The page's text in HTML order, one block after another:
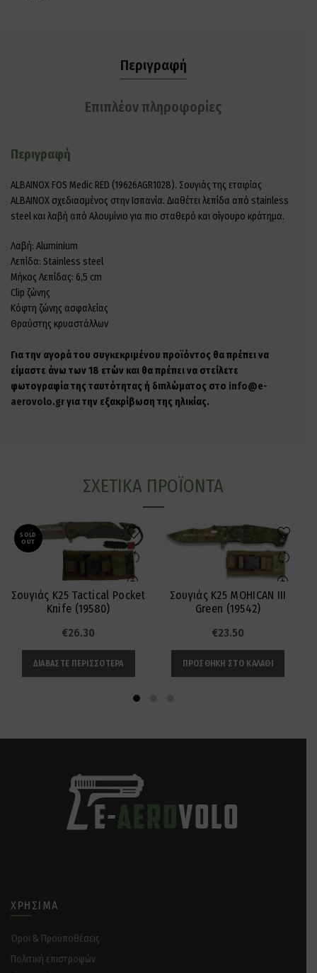
Περιγραφή
Επιπλέον πληροφορίες
Περιγραφή
ALBAINOX FOS Medic RED (19626AGR1028). Σουγιάς της εταιρίας
ALBAINOX σχεδιασμένος στην Ισπανία. Διαθέτει λεπίδα από stainless
steel και λαβή από Αλουμίνιο για πιο σταθερό και σίγουρο κράτημα.
Λαβή: Aluminium
Λεπίδα: Stainless steel
Μήκος Λεπίδας: 6,5 cm
Clip ζώνης
Κόφτη ζώνης ασφαλείας
Θραύστης κρυαστάλλων
Για την αγορά του συγκεκριμένου προϊόντος θα πρέπει να
είμαστε άνω των 18 ετών και θα πρέπει να στείλετε
φωτογραφία της ταυτότητας ή διπλώματος στο info@e-
aerovolo.grγια την εξακρίβωση της ηλικίας.
ΣΧΕΤΙΚΆ ΠΡΟΪΌΝΤΑ
SOLD
OUT
Σουγιάς K25 Tactical Pocket
Knife (19580)
€26.30
ΔΙΑΒΆΣΤΕ ΠΕΡΙΣΣΌΤΕΡΑ
Σουγιάς K25 MOHICAN III
Green (19542)
€23.50
ΠΡΟΣΘΉΚΗ ΣΤΟ ΚΑΛΆΘΙ
ΧΡΉΣΙΜΑ
Όροι & Προϋποθέσεις
Πολιτική επιστροφών